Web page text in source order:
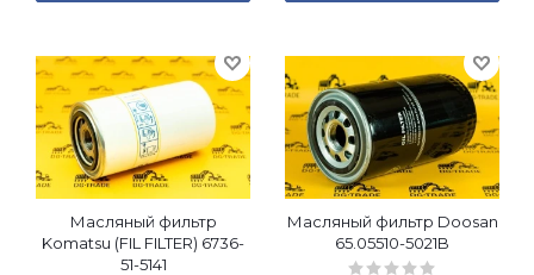
Масляный фильтр
Komatsu (FIL FILTER) 6736-
51-5141
Масляный фильтр Doosan
65.05510-5021B